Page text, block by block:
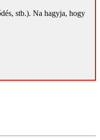
stb.). Na hagyja, hogy